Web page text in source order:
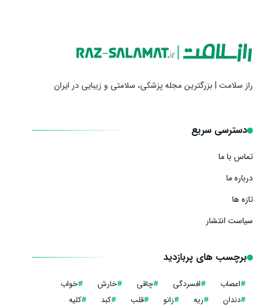
راز سلامت | بزرگترین مجله پزشکی، سلامتی و زیبایی در ایران
دسترسی سریع
تماس با ما
درباره ما
تازه ها
سیاست انتشار
برچسب های پربازدید
#اعصاب #افسردگی #چاقی #خارش #خواب
#دندان #ریه #زانو #قلب #کبد #کلیه